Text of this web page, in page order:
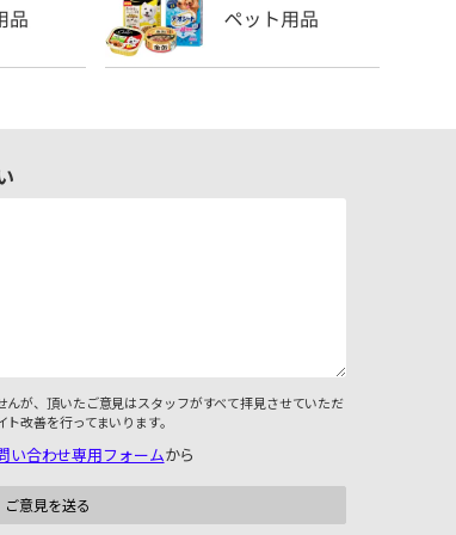
んが、頂いたご意見はスタッフがすべて拝見させていただ
改善を行ってまいります。
い合わせ専用フォームから